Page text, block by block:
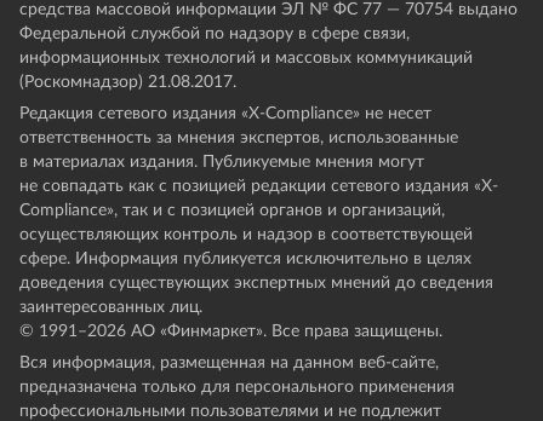
средства массовой информации ЭЛ № ФС 77 — 70754 выдано
Федеральной службой по надзору в сфере связи,
информационных технологий и массовых коммуникаций
(Роскомнадзор) 21.08.2017.
Редакция сетевого издания «X-Compliance» не несет
ответственность за мнения экспертов, использованные
в материалах издания. Публикуемые мнения могут
не совпадать как с позицией редакции сетевого издания «X-
Compliance», так и с позицией органов и организаций,
осуществляющих контроль и надзор в соответствующей
сфере. Информация публикуется исключительно в целях
доведения существующих экспертных мнений до сведения
заинтересованных лиц.
© 1991–2026 АО «Финмаркет». Все права защищены.
Вся информация, размещенная на данном веб-сайте,
предназначена только для персонального применения
профессиональными пользователями и не подлежит